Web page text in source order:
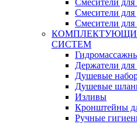
Смесители
Смесители
Смесители
СИСТЕМ
Держатели
Душевые
Душевые
Изливы
Кронштейны
Ручные